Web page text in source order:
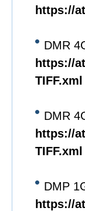
https://
DMR
https://
TIFF.xml
DMR
https://
TIFF.xml
DMP
https://